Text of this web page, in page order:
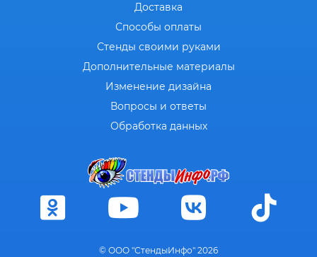
Доставка
Способы оплаты
Стенды своими руками
Дополнительные материалы
Изменение дизайна
Вопросы и ответы
Обработка данных
© ООО "СтендыИнфо" 2026